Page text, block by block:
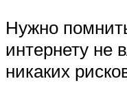
Нужно
интернету не
никаких